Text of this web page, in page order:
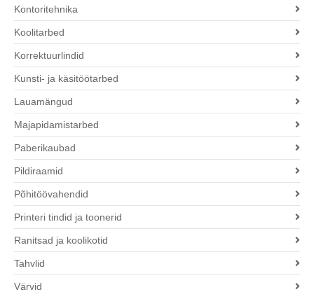
Kontoritehnika
Koolitarbed
Korrektuurlindid
Kunsti- ja käsitöötarbed
Lauamängud
Majapidamistarbed
Paberikaubad
Pildiraamid
Põhitöövahendid
Printeri tindid ja toonerid
Ranitsad ja koolikotid
Tahvlid
Värvid